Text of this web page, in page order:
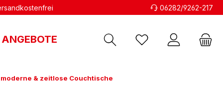
06282/9262-217
ANGEBOTE
moderne & zeitlose Couchtische